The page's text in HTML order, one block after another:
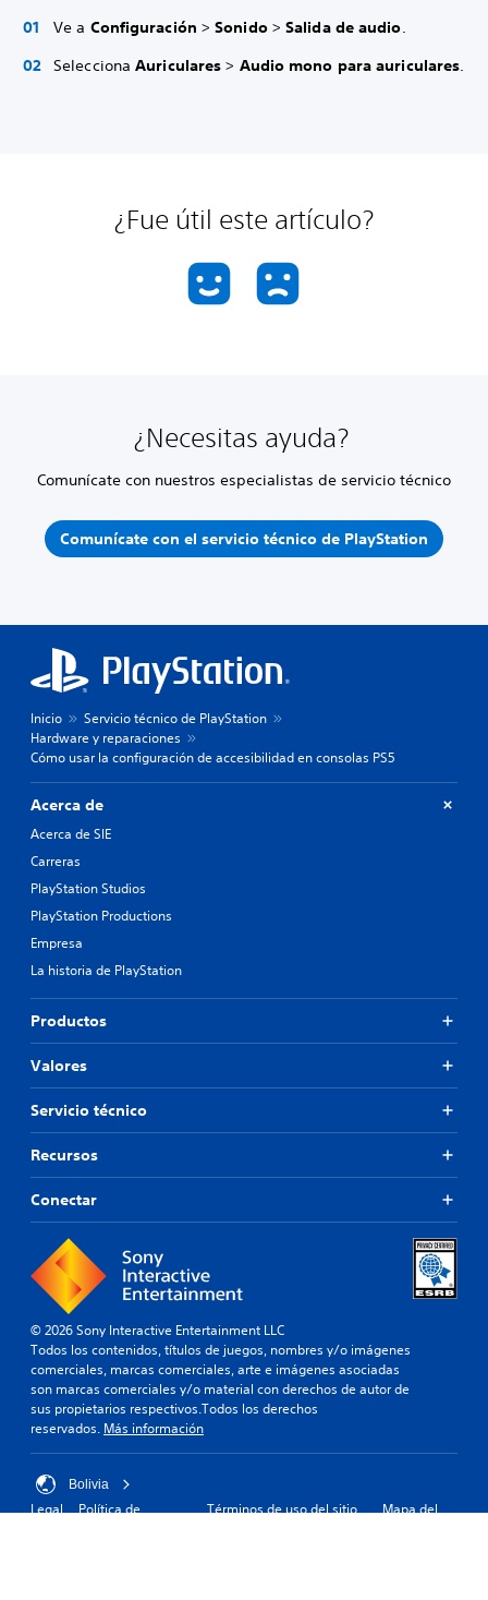
Ve a Configuración >Sonido >Salida de audio.
SeleccionaAuriculares> Audio mono para auriculares.
¿Fue útil este artículo?
¿Necesitas ayuda?
Comunícate con nuestros especialistas de servicio técnico
Comunícate con el servicio técnico de PlayStation
Inicio
Servicio técnico de PlayStation
Hardware y reparaciones
Cómo usar la configuración de accesibilidad en consolas PS5
Acerca de
Acerca de SIE
Carreras
PlayStation Studios
PlayStation Productions
Empresa
La historia de PlayStation
Productos
Valores
Servicio técnico
Recursos
Conectar
© 2026 Sony Interactive Entertainment LLC
Todos los contenidos, títulos de juegos, nombres y/o imágenes
comerciales, marcas comerciales, arte e imágenes asociadas
son marcas comerciales y/o material con derechos de autor de
sus propietarios respectivos.Todos los derechos
reservados. Más información
Bolivia
Legal
Política de
Términos de uso del sitio
Mapa del